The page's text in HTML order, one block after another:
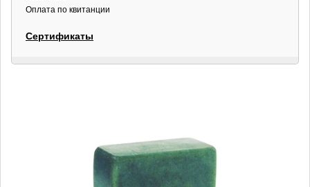
Оплата по квитанции
Сертификаты